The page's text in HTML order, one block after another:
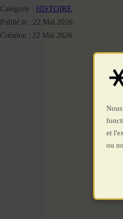
Catégorie : HISTOIRE
Publié le : 22 Mai 2026
Création : 22 Mai 2026
et
ou